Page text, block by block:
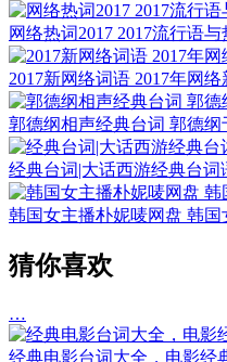
网络热词2017 2017流行语
2017新网络词语 2017年网
郭德纲相声经典台词 郭德
经典台词|大话西游经典台词
韩国女主播朴妮唛网盘 韩
猜你喜欢
…
经典电影台词大全，电影经